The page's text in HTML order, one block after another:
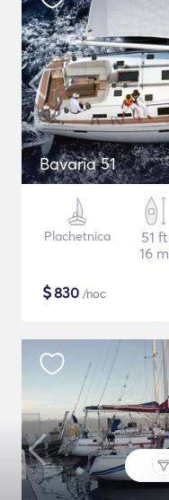
Bavaria 51
Plachetnica
51 ft
16 m
$830 /noc